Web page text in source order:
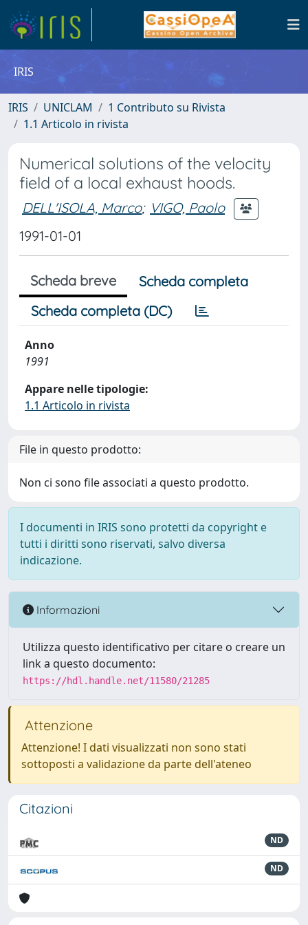
IRIS
IRIS UNICLAM
1 Contributo su Rivista
1.1 Articolo in rivista
Numerical solutions of the velocity
field of a local exhaust hoods.
DELL'ISOLA, Marco; VIGO, Paolo
1991-01-01
Scheda breve
Scheda completa
Scheda completa (DC)
Anno
1991
Appare nelle tipologie:
1.1 Articolo in rivista
File in questo prodotto:
Non ci sono file associati a questo prodotto.
I documenti in IRIS sono protetti da copyright e
tutti i diritti sono riservati, salvo diversa
indicazione.
Informazioni
Utilizza questo identificativo per citare o creare un
link a questo documento:
https://hdl.handle.net/11580/21285
Attenzione
Attenzione! I dati visualizzati non sono stati
sottoposti a validazione da parte dell'ateneo
Citazioni
ND
ND